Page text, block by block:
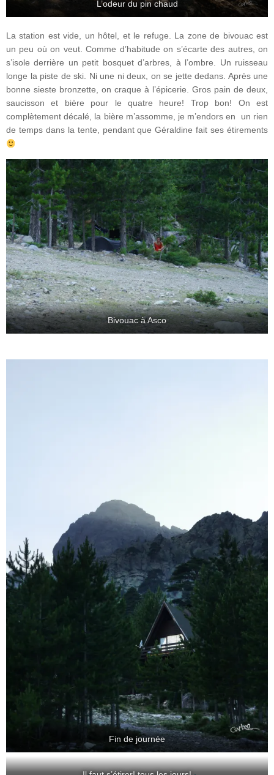
L’odeur du pin chaud
La station est vide, un hôtel, et le refuge. La zone de bivouac est
un peu où on veut. Comme d’habitude on s’écarte des autres, on
s’isole derrière un petit bosquet d’arbres, à l’ombre. Un ruisseau
longe la piste de ski. Ni une ni deux, on se jette dedans. Après une
bonne sieste bronzette, on craque à l’épicerie. Gros pain de deux,
saucisson et bière pour le quatre heure! Trop bon! On est
complètement décalé, la bière m’assomme, je m’endors en un rien
de temps dans la tente, pendant que Géraldine fait ses étirements
Bivouac à Asco
Fin de journée